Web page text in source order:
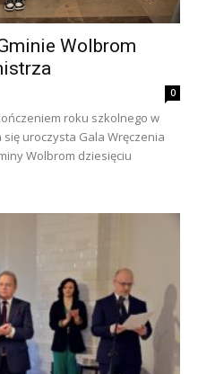
Wolbrom
0
roku szkolnego w
uroczysta Gala Wręczenia
Wolbrom dziesięciu